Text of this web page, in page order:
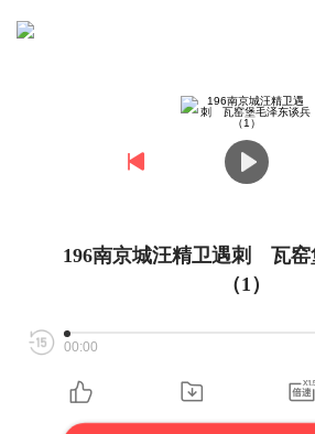
196南京城汪精卫遇刺 瓦窑
（1）
00:00